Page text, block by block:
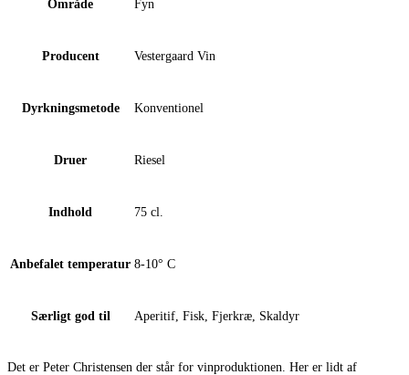
Område Fyn
Producent Vestergaard Vin
Dyrkningsmetode Konventionel
Druer Riesel
Indhold 75 cl.
Anbefalet temperatur 8-10° C
Særligt god til Aperitif, Fisk, Fjerkræ, Skaldyr
Det er Peter Christensen der står for vinproduktionen. Her er lidt af